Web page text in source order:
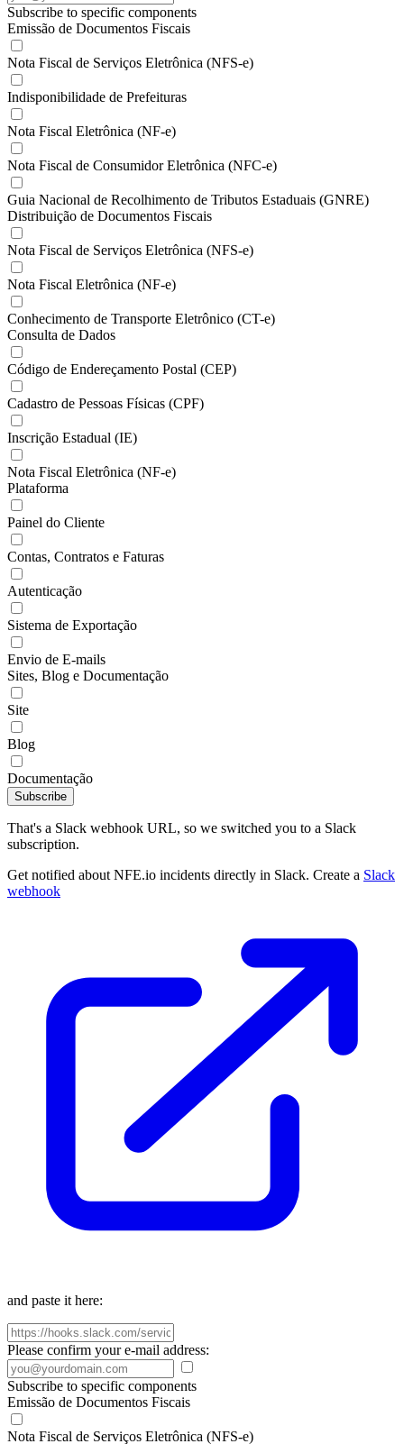
Subscribe to specific components
Emissão de Documentos Fiscais
Nota Fiscal de Serviços Eletrônica (NFS-e)
Indisponibilidade de Prefeituras
Nota Fiscal Eletrônica (NF-e)
Nota Fiscal de Consumidor Eletrônica (NFC-e)
Guia Nacional de Recolhimento de Tributos Estaduais (GNRE)
Distribuição de Documentos Fiscais
Nota Fiscal de Serviços Eletrônica (NFS-e)
Nota Fiscal Eletrônica (NF-e)
Conhecimento de Transporte Eletrônico (CT-e)
Consulta de Dados
Código de Endereçamento Postal (CEP)
Cadastro de Pessoas Físicas (CPF)
Inscrição Estadual (IE)
Nota Fiscal Eletrônica (NF-e)
Plataforma
Painel do Cliente
Contas, Contratos e Faturas
Autenticação
Sistema de Exportação
Envio de E-mails
Sites, Blog e Documentação
Site
Blog
Documentação
Subscribe
That's a Slack webhook URL, so we switched you to a Slack
subscription.
Get notified about NFE.io incidents directly in Slack. Create a Slack
webhook
and paste it here:
Please confirm your e-mail address:
Subscribe to specific components
Emissão de Documentos Fiscais
Nota Fiscal de Serviços Eletrônica (NFS-e)